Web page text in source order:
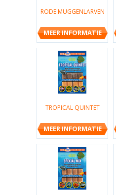
RODE MUGGENLARVEN
MEER INFORMATIE
TROPICAL QUINTET
MEER INFORMATIE